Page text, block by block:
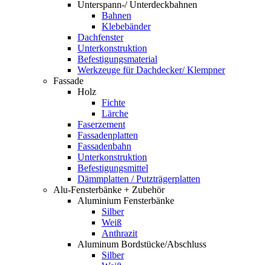
Unterspann-/ Unterdeckbahnen
Bahnen
Klebebänder
Dachfenster
Unterkonstruktion
Befestigungsmaterial
Werkzeuge für Dachdecker/ Klempner
Fassade
Holz
Fichte
Lärche
Faserzement
Fassadenplatten
Fassadenbahn
Unterkonstruktion
Befestigungsmittel
Dämmplatten / Putzträgerplatten
Alu-Fensterbänke + Zubehör
Aluminium Fensterbänke
Silber
Weiß
Anthrazit
Aluminum Bordstücke/Abschluss
Silber